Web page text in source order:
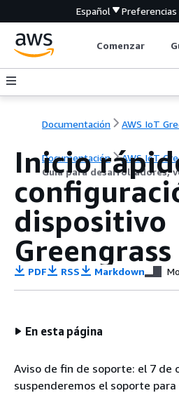
Español Preferencias
Comenzar
Documentación AWS IoT
Documentación
AWS IoT
Guía para desarrolladores,
Inicio
dispositivo
Greengrass
PDF RSS Markdown
En esta página
Aviso de fin de soporte: el 7 de
suspenderemos el soporte para